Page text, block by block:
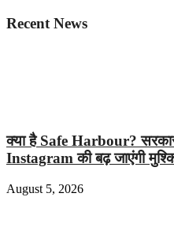
Recent News
क्या है Safe Harbour?
Instagram की बढ़ जाएंगी
August 5, 2026